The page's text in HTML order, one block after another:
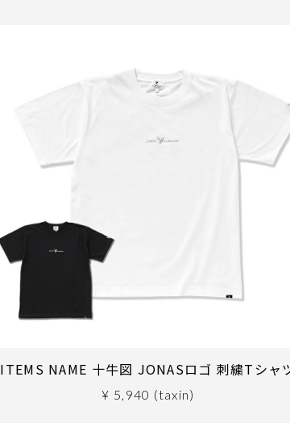
ITEMS NAME 十牛図 JONASロゴ 刺繍Tシャ
¥ 5,940 (taxin)